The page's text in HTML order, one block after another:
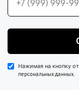
Нажимая на кнопку
персональных данных.